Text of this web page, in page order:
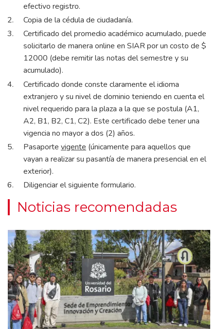
efectivo registro.
Copia de la cédula de ciudadanía.
Certificado del promedio académico acumulado, puede
solicitarlo de manera online en SIAR por un costo de $
12000 (debe remitir las notas del semestre y su
acumulado).
Certificado donde conste claramente el idioma
extranjero y su nivel de dominio teniendo en cuenta el
nivel requerido para la plaza a la que se postula (A1,
A2, B1, B2, C1, C2). Este certificado debe tener una
vigencia no mayor a dos (2) años.
Pasaporte vigente (únicamente para aquellos que
vayan a realizar su pasantía de manera presencial en el
exterior).
Diligenciar el siguiente formulario.
Noticias recomendadas